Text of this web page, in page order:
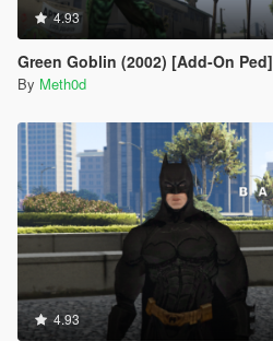
4.93
Green Goblin (2002) [Add-On Ped]
By Meth0d
4.93